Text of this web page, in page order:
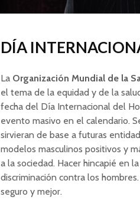
DÍA
La Organización Mundial de la
el tema de la equidad y de la
fecha del Día Internacional del
evento masivo en el calendario.
sirvieran de base a futuras
modelos masculinos positivos y
a la sociedad. Hacer hincapié en
discriminación contra los
seguro y mejor.